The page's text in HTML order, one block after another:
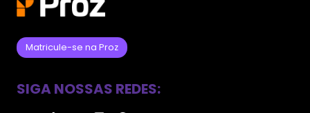
Matricule-se na Proz
SIGA NOSSAS REDES: